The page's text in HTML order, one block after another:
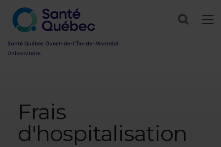
Search
Santé Québec Ouest-de-l’Île-de-Montréal
Universitaire
webFrais
d'hospitalisation